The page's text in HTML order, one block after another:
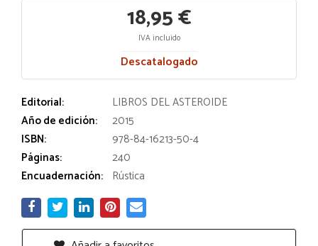
18,95 €
IVA incluido
Descatalogado
Editorial:
LIBROS DEL ASTEROIDE
Año de edición:
2015
ISBN:
978-84-16213-50-4
Páginas:
240
Encuadernación: Rústica